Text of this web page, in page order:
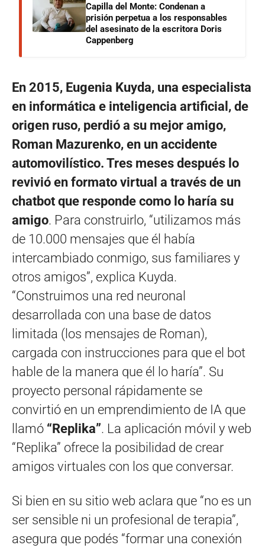
Capilla del Monte: Condenan a
prisión perpetua a los responsables
del asesinato de la escritora Doris
Cappenberg
En 2015, Eugenia Kuyda, una especialista
en informática e inteligencia artificial, de
origen ruso, perdió a su mejor amigo,
Roman Mazurenko, en un accidente
automovilístico. Tres meses después lo
revivió en formato virtual a través de un
chatbot que responde como lo haría su
amigo. Para construirlo, “utilizamos más
de 10.000 mensajes que él había
intercambiado conmigo, sus familiares y
otros amigos”, explica Kuyda.
“Construimos una red neuronal
desarrollada con una base de datos
limitada (los mensajes de Roman),
cargada con instrucciones para que el bot
hable de la manera que él lo haría”. Su
proyecto personal rápidamente se
convirtió en un emprendimiento de IA que
llamó “Replika”. La aplicación móvil y web
“Replika” ofrece la posibilidad de crear
amigos virtuales con los que conversar.
Si bien en su sitio web aclara que “no es un
ser sensible ni un profesional de terapia”,
asegura que podés “formar una conexión